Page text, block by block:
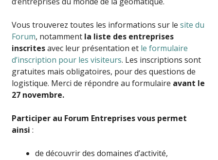
Vous trouverez toutes les informations sur le site du
Forum, notamment la liste des entreprises
inscritesavec leur présentation et le formulaire
d’inscription pour les visiteurs. Les inscriptions sont
gratuites mais obligatoires, pour des questions de
logistique. Merci de répondre au formulaire avant le
27 novembre.
Participer au Forum Entreprises vous permet
ainsi :
de découvrir des domaines d’activité,